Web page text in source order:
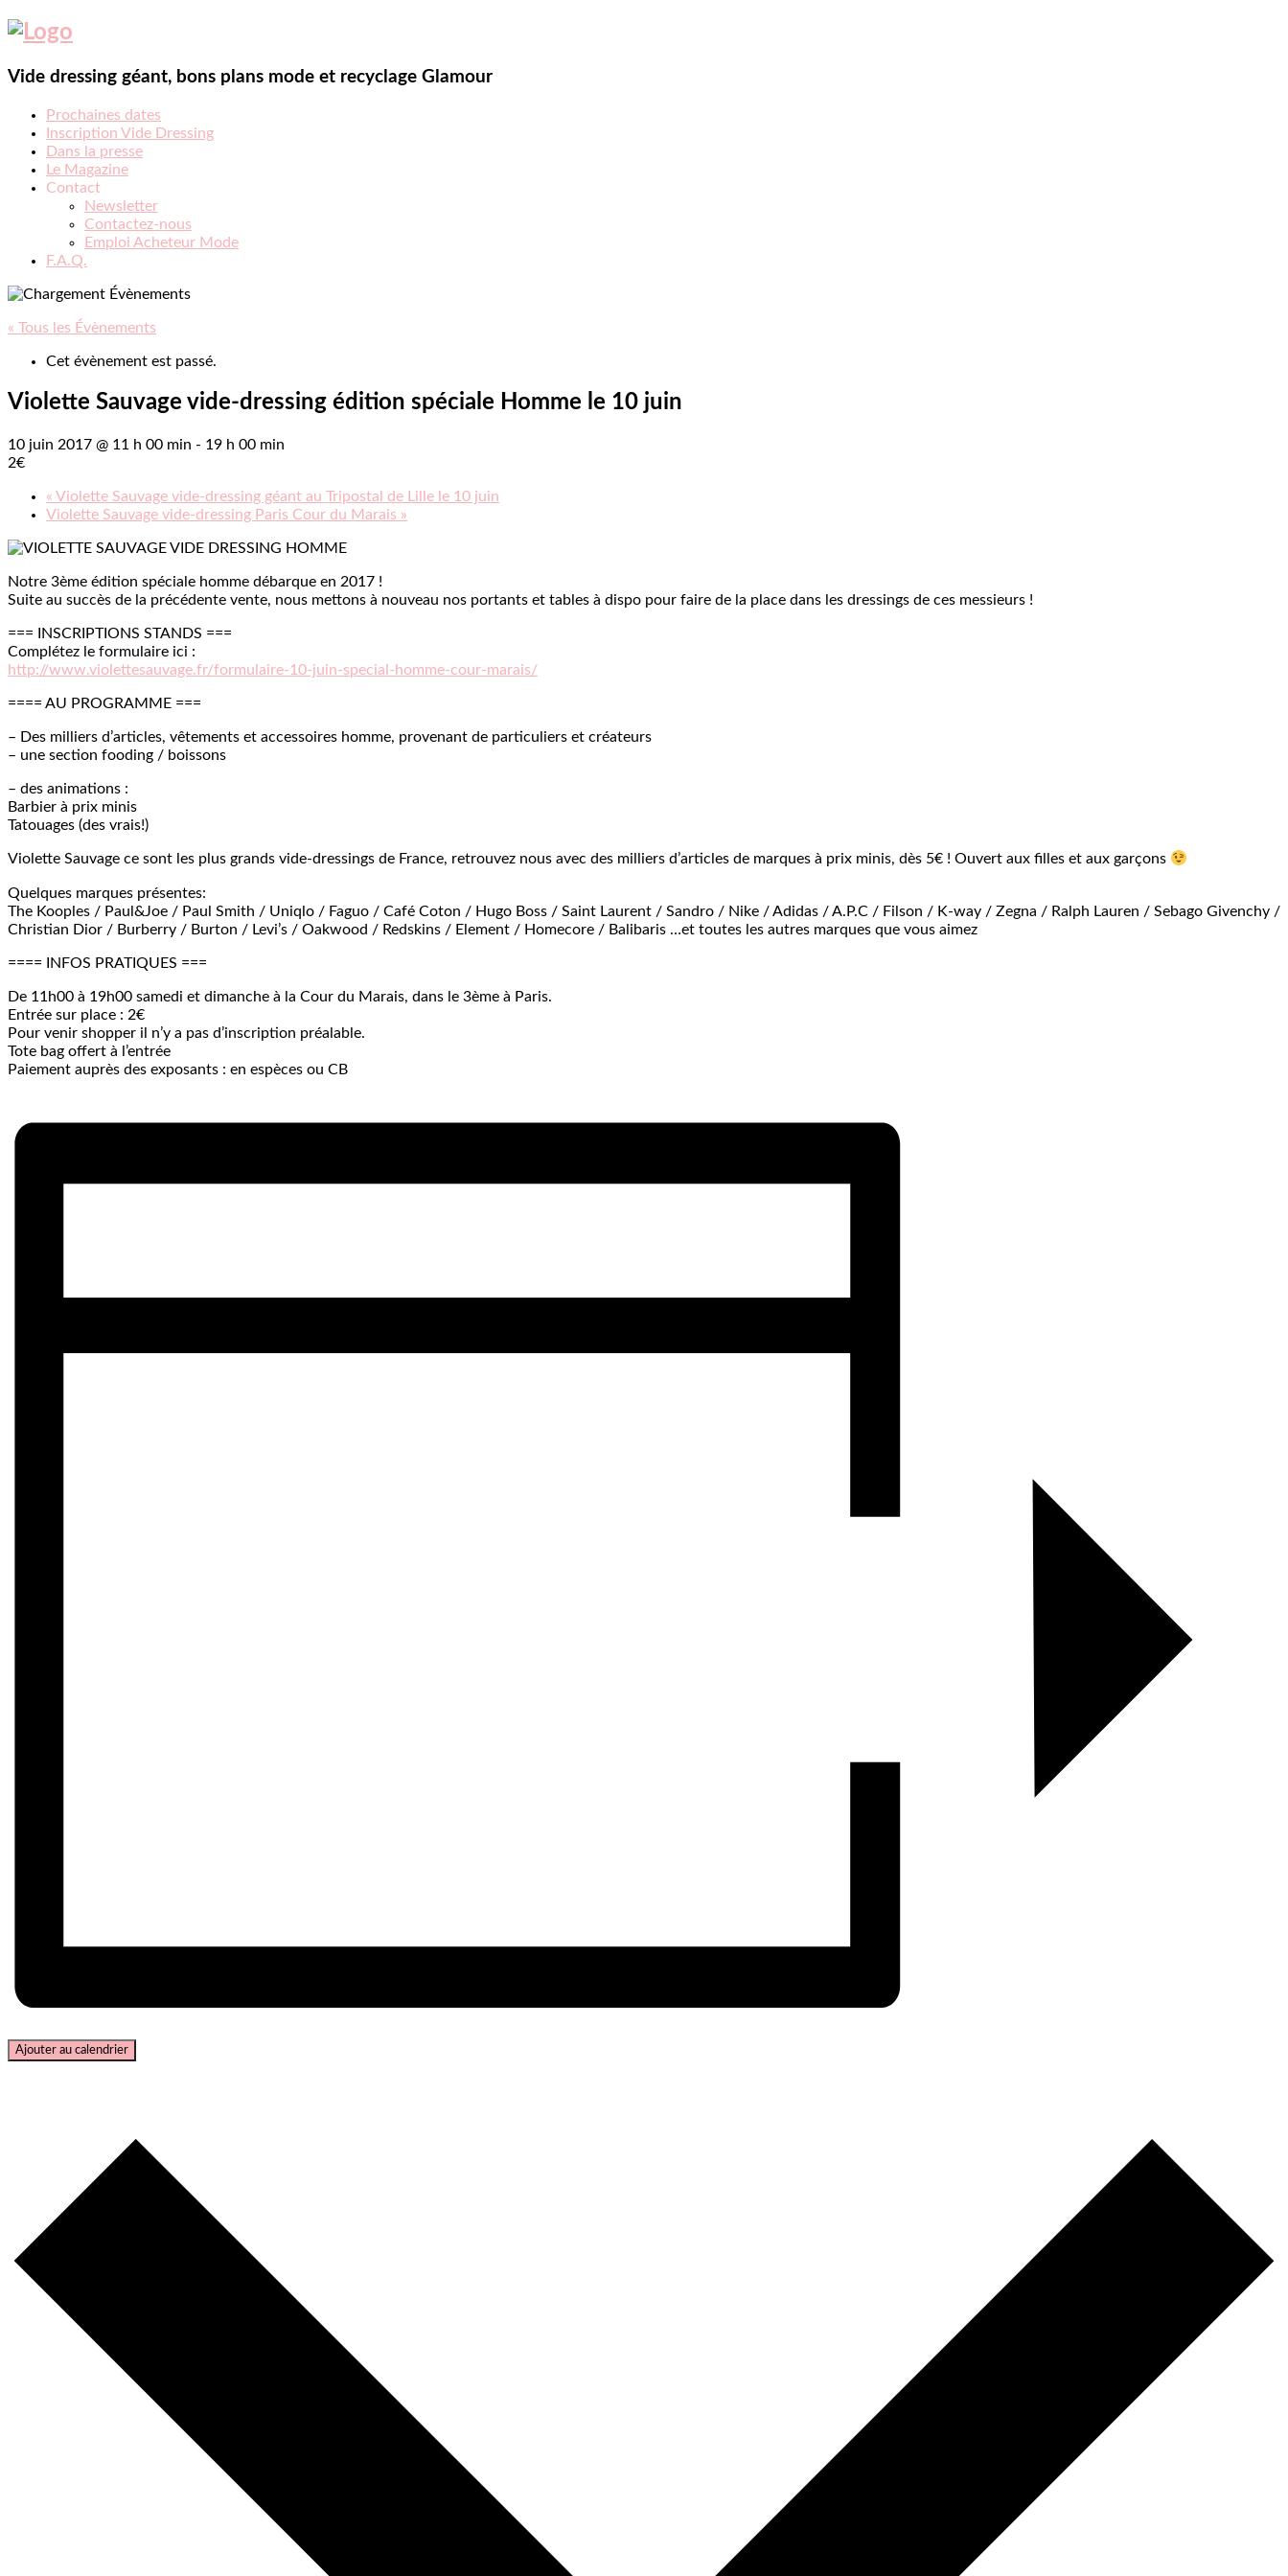
Vide dressing géant, bons plans mode et recyclage Glamour
Prochaines dates
Inscription Vide Dressing
Dans la presse
Le Magazine
Contact
Newsletter
Contactez-nous
Emploi Acheteur Mode
F.A.Q.
« Tous les Évènements
Cet évènement est passé.
Violette Sauvage vide-dressing édition spéciale Homme le 10 juin
10 juin 2017 @ 11 h 00 min - 19 h 00 min
2€
« Violette Sauvage vide-dressing géant au Tripostal de Lille le 10 juin
Violette Sauvage vide-dressing Paris Cour du Marais »
Notre 3ème édition spéciale homme débarque en 2017 !
Suite au succès de la précédente vente, nous mettons à nouveau nos portants et tables à dispo pour faire de la place dans les dressings de ces messieurs !
=== INSCRIPTIONS STANDS ===
Complétez le formulaire ici :
http://www.violettesauvage.fr/formulaire-10-juin-special-homme-cour-marais/
==== AU PROGRAMME ===
– Des milliers d’articles, vêtements et accessoires homme, provenant de particuliers et créateurs
– une section fooding / boissons
– des animations :
Barbier à prix minis
Tatouages (des vrais!)
Violette Sauvage ce sont les plus grands vide-dressings de France, retrouvez nous avec des milliers d’articles de marques à prix minis, dès 5€ ! Ouvert aux filles et aux garçons
Quelques marques présentes:
The Kooples / Paul&Joe / Paul Smith / Uniqlo / Faguo / Café Coton / Hugo Boss / Saint Laurent / Sandro / Nike / Adidas / A.P.C / Filson / K-way / Zegna / Ralph Lauren / Sebago Givenchy /
Christian Dior / Burberry / Burton / Levi’s / Oakwood / Redskins / Element / Homecore / Balibaris …et toutes les autres marques que vous aimez
==== INFOS PRATIQUES ===
De 11h00 à 19h00 samedi et dimanche à la Cour du Marais, dans le 3ème à Paris.
Entrée sur place : 2€
Pour venir shopper il n’y a pas d’inscription préalable.
Tote bag offert à l’entrée
Paiement auprès des exposants : en espèces ou CB
Ajouter au calendrier